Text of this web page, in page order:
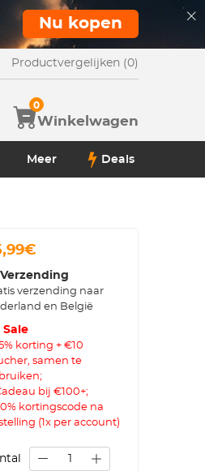
Nu kopen
Productvergelijken (0)
Winkelwagen
0
Meer Deals
Verzending
verzending naar
en België
Sale
korting + €10
samen te
bij €100+;
kortingscode na
(1x per account)